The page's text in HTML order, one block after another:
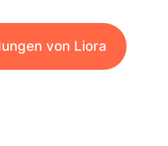
von Liora